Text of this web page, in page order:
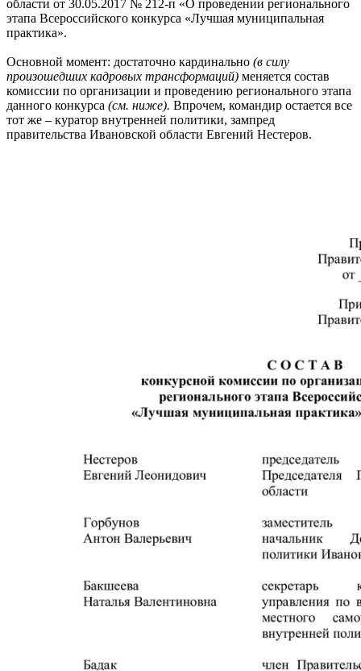
области от 30.05.2017 № 212-п «О проведении регионального
этапа Всероссийского конкурса «Лучшая муниципальная
практика».
Основной момент: достаточно кардинально (в силу
произошедших кадровых трансформаций) меняется состав
комиссии по организации и проведению регионального этапа
данного конкурса (см. ниже). Впрочем, командир остается все
тот же – куратор внутренней политики, зампред
правительства Ивановской области Евгений Нестеров.